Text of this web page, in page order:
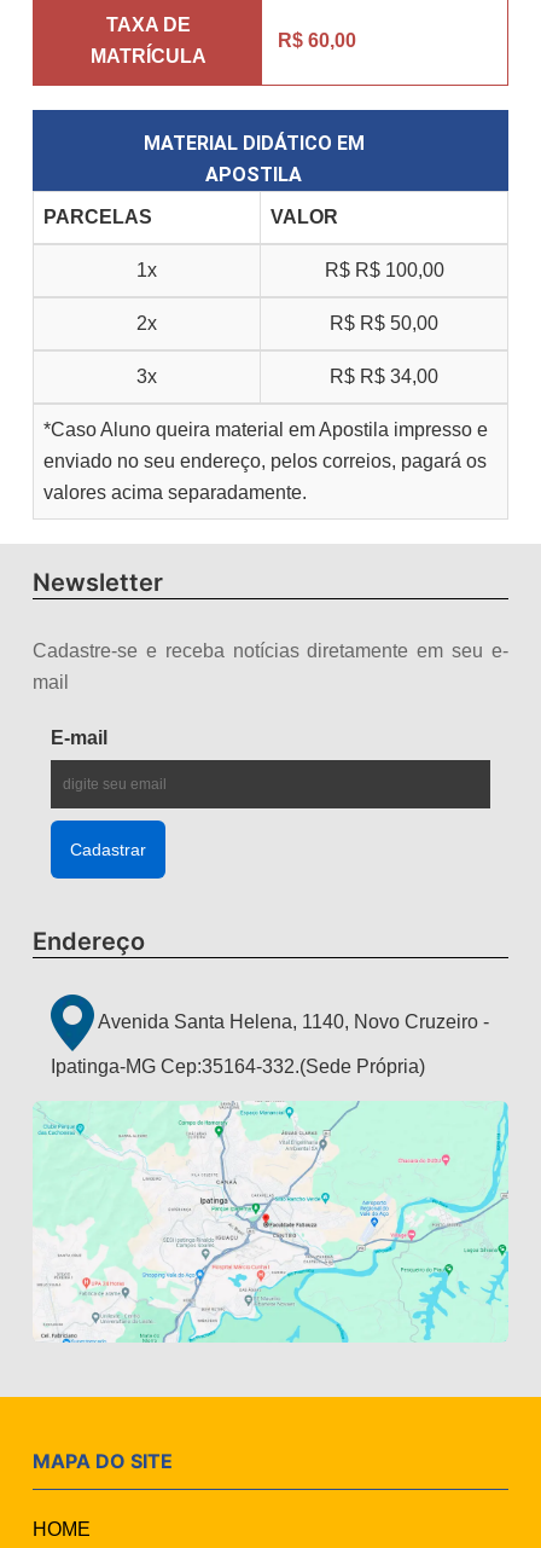
TAXA DE
MATRÍCULA
R$ 60,00
MATERIAL DIDÁTICO EM
APOSTILA
PARCELAS VALOR
1x R$ R$ 100,00
2x R$ R$ 50,00
3x R$ R$ 34,00
*Caso Aluno queira material em Apostila impresso e
enviado no seu endereço, pelos correios, pagará os
valores acima separadamente.
Newsletter
Cadastre-se e receba notícias diretamente em seu e-
mail
E-mail
Endereço
Avenida Santa Helena, 1140, Novo Cruzeiro -
Ipatinga-MG Cep:35164-332.(Sede Própria)
MAPA DO SITE
HOME